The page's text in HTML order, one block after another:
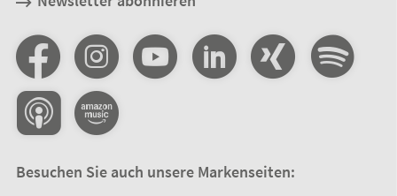
Besuchen Sie auch unsere Markenseiten: